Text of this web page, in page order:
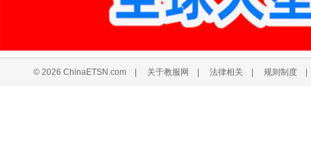
© 2026 ChinaETSN.com| 关于教服网 法律相关 规则制度